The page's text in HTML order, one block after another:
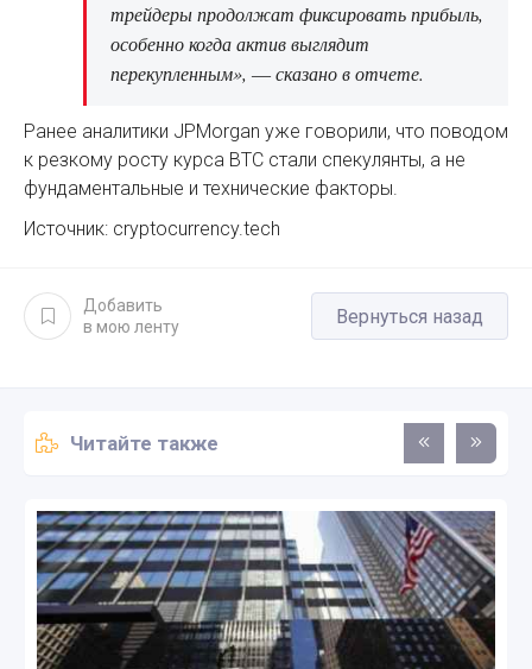
трейдеры продолжат фиксировать прибыль,
особенно когда актив выглядит
перекупленным», ― сказано в отчете.
Ранее аналитики JPMorgan уже говорили, что поводом
к резкому росту курса BTC стали спекулянты, а не
фундаментальные и технические факторы.
Источник: cryptocurrency.tech
Добавить
в мою ленту
Вернуться назад
Читайте также